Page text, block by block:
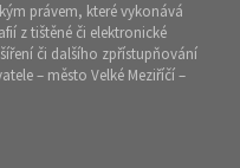
právem, které vykonává
z tištěné či elektronické
či dalšího zpřístupňování
– město Velké Meziříčí –